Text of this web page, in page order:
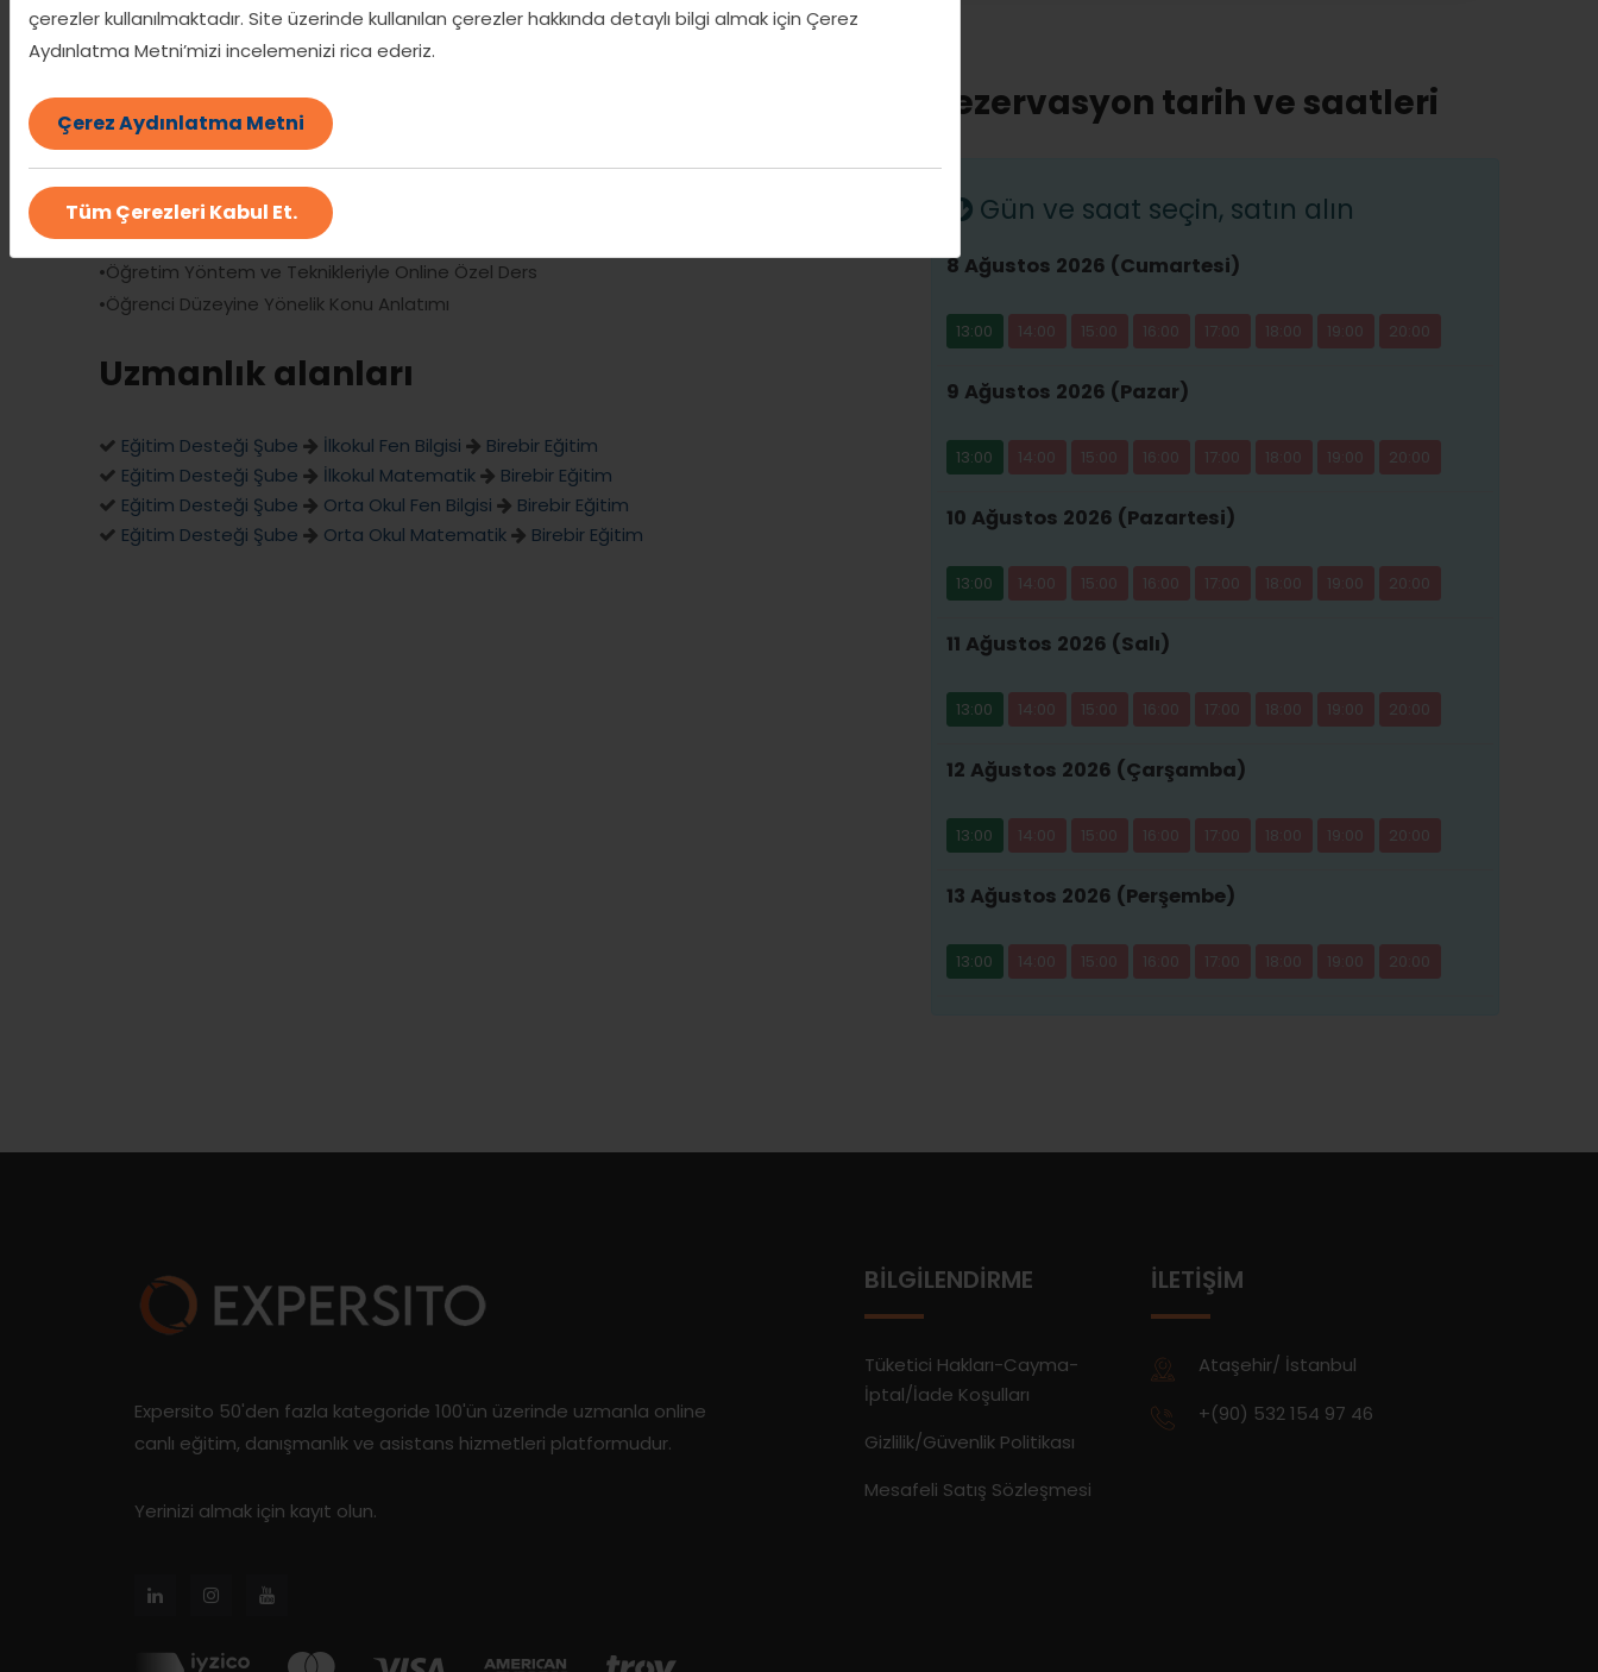
çerezler kullanılmaktadır. Site üzerinde kullanılan çerezler hakkında detaylı bilgi almak için Çerez
Aydınlatma Metni’mizi incelemenizi rica ederiz.
Çerez Aydınlatma Metni
Tüm Çerezleri Kabul Et.
Hizmetin türü
•8. Sınıf LGS Hazırlık
•5-6-7. Sınıflar Konu Anlatımı
•Püf Noktalarla Kalıcı Öğrenme
•Öğretim Yöntem ve Teknikleriyle Online Özel Ders
•Öğrenci Düzeyine Yönelik Konu Anlatımı
Uzmanlık alanları
Eğitim Desteği Şube İlkokul Fen Bilgisi
Birebir Eğitim
Eğitim Desteği Şube
İlkokul Matematik
Birebir Eğitim
Eğitim Desteği Şube
Orta Okul Fen Bilgisi
Birebir Eğitim
Eğitim Desteği Şube
Orta Okul Matematik Birebir Eğitim
Rezervasyon tarih ve saatleri
Gün ve saat seçin, satın alın
8 Ağustos 2026 (Cumartesi)
13:00 14:00 15:00 16:00 17:00 18:00 19:00 20:00
9 Ağustos 2026 (Pazar)
13:00 14:00 15:00 16:00 17:00 18:00 19:00 20:00
10 Ağustos 2026 (Pazartesi)
13:00 14:00 15:00 16:00 17:00 18:00 19:00 20:00
11 Ağustos 2026 (Salı)
13:00 14:00 15:00 16:00 17:00 18:00 19:00 20:00
12 Ağustos 2026 (Çarşamba)
13:00 14:00 15:00 16:00 17:00 18:00 19:00 20:00
13 Ağustos 2026 (Perşembe)
13:00 14:00 15:00 16:00 17:00 18:00 19:00 20:00
Expersito 50'den fazla kategoride 100'ün üzerinde uzmanla online
canlı eğitim, danışmanlık ve asistans hizmetleri platformudur.
Yerinizi almak için kayıt olun.
BILGILENDIRME
Tüketici Hakları-Cayma-
İptal/İade Koşulları
Gizlilik/Güvenlik Politikası
Mesafeli Satış Sözleşmesi
İLETIŞIM
Ataşehir/ İstanbul
+(90) 532 154 97 46